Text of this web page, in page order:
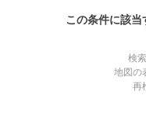
この条件に該
検
地図の
再